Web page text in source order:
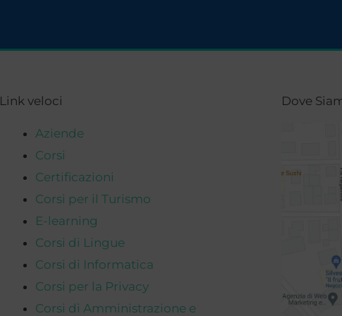
Link veloci
Aziende
Corsi
Certificazioni
Corsi per il Turismo
E-learning
Corsi di Lingue
Corsi di Informatica
Corsi per la Privacy
Corsi di Amministrazione e
Dove